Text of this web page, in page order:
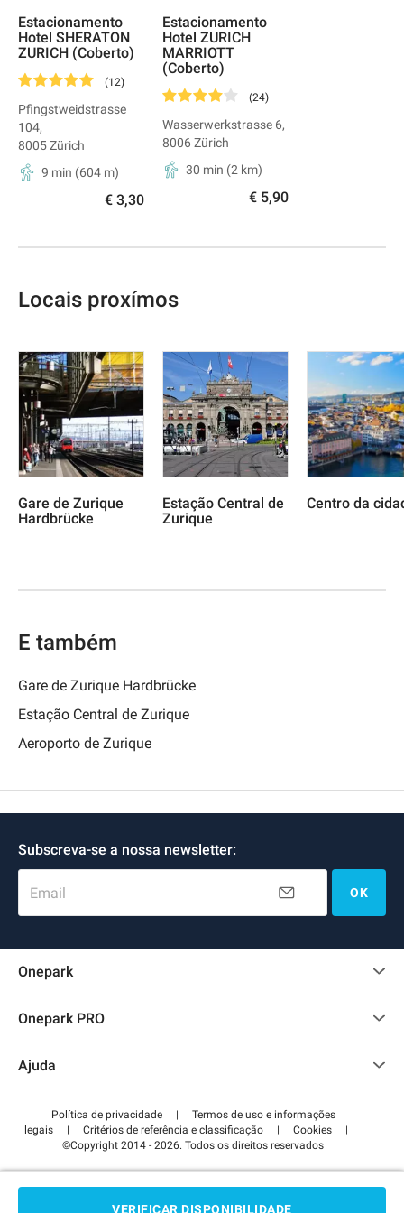
Estacionamento
Hotel SHERATON
ZURICH (Coberto)
(12)
Pfingstweidstrasse
104,
8005Zürich
9 min (604 m)
€ 3,30
Estacionamento
Hotel ZURICH
MARRIOTT
(Coberto)
(24)
Wasserwerkstrasse 6,
8006 Zürich
30 min (2 km)
€ 5,90
Locais proxímos
Gare de Zurique
Hardbrücke
Estação Central de
Zurique
Centro da
E também
Gare de Zurique Hardbrücke
Estação Central de Zurique
Aeroporto de Zurique
VERIFICAR DISPONIBILIDADE
Subscreva-se a nossa newsletter:
Email OK
Onepark
Onepark PRO
Torne-se um membro
Ajuda
Centro de apoio
Como é que funciona?
Política de privacidade |
Termos de uso e informações
legais
| Critérios de referência e classificação | Cookies
|
©Copyright 2014 - 2026. Todos os direitos reservados